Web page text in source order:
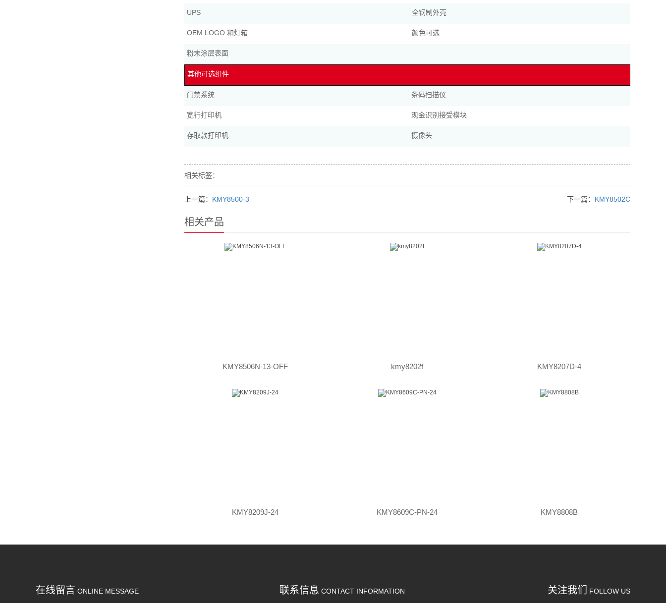
UPS 全钢制外壳
OEM LOGO 和灯箱 颜色可选
粉末涂层表面
其他可选组件
门禁系统 条码扫描仪
宽行打印机 现金识别接受模块
存取款打印机 摄像头
相关标签：
上一篇： KMY8500-3 下一篇： KMY8502C
相关产品
KMY8506N-13-OFF kmy8202f KMY8207D-4
KMY8209J-24 KMY8609C-PN-24 KMY8808B
关注我们 FOLLOW US
在线留言 ONLINE MESSAGE 联系信息 CONTACT INFORMATION